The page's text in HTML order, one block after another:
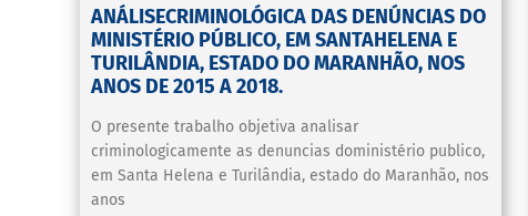
ANÁLISECRIMINOLÓGICA DAS DENÚNCIAS DO
MINISTÉRIO PÚBLICO, EM SANTAHELENA E
TURILÂNDIA, ESTADO DO MARANHÃO, NOS
ANOS DE 2015 A 2018.
O presente trabalho objetiva analisar
criminologicamente as denuncias doministério publico,
em Santa Helena e Turilândia, estado do Maranhão, nos
anos